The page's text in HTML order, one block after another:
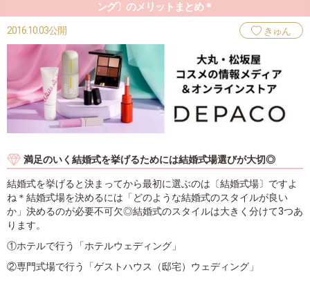
ング〕のメリットまとめ＊
2016.10.03公開 きゅん
満足のいく結婚式を挙げるためには結婚式場選びが大切◎
結婚式を挙げると決まってから最初に選ぶのは〔結婚式場〕ですよ
ね＊結婚式場を決めるには「どのような結婚式のスタイルが良い
か」決めるのが必要不可欠◎結婚式のスタイルは大きく分けて3つあ
ります。
①ホテルで行う「ホテルウェディング」
②専門式場で行う「ゲストハウス（邸宅）ウェディング」